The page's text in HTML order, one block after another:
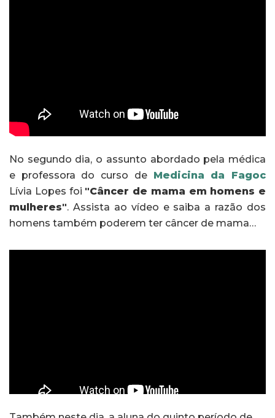
No segundo dia, o assunto abordado pela médica
e professora do curso de Medicina da Fagoc
Lívia Lopes foi "Câncer de mama em homens e
mulheres". Assista ao vídeo e saiba a razão dos
homens também poderem ter câncer de mama…